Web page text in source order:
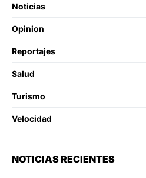
Noticias
Opinion
Reportajes
Salud
Turismo
Velocidad
NOTICIAS RECIENTES